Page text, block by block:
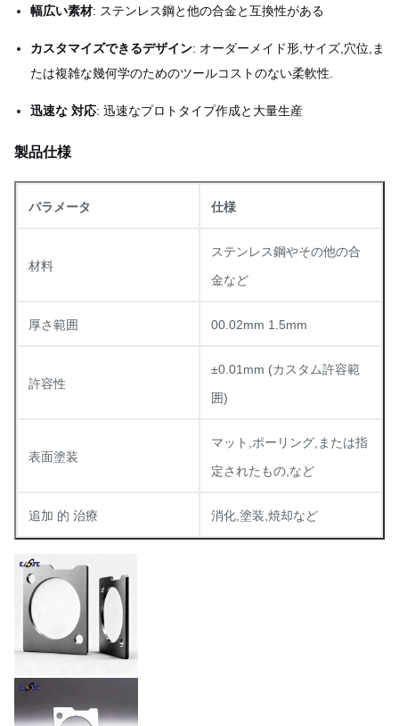
幅広い素材: ステンレス鋼と他の合金と互換性がある
カスタマイズできるデザイン: オーダーメイド形,サイズ,穴位,ま
たは複雑な幾何学のためのツールコストのない柔軟性.
迅速な 対応: 迅速なプロトタイプ作成と大量生産
製品仕様
パラメータ 仕様
材料
ステンレス鋼やその他の合
金など
厚さ範囲 00.02mm 1.5mm
許容性
±0.01mm (カスタム許容範
囲)
表面塗装
マット,ポーリング,または指
定されたもの,など
追加 的 治療 消化,塗装,焼却など